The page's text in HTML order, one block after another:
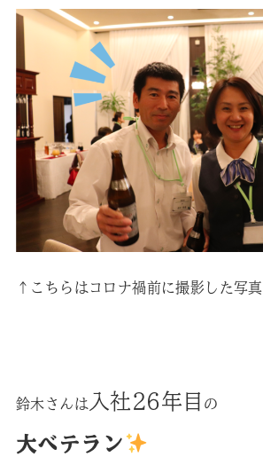
↑こちらはコロナ禍前に撮影した写真
鈴木さんは 入社26年目 の
大ベテラン